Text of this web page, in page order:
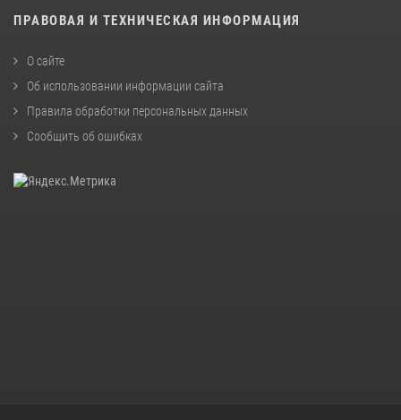
ПРАВОВАЯ И ТЕХНИЧЕСКАЯ ИНФОРМАЦИЯ
О сайте
Об использовании информации сайта
Правила обработки персональных данных
Сообщить об ошибках